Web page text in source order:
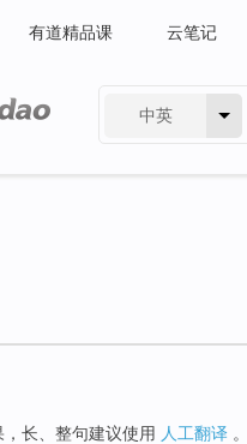
有道精品课 云笔记
中英
长、整句建议使用 人工翻译